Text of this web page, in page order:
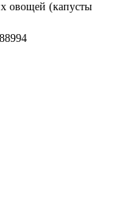
овощей (капусты